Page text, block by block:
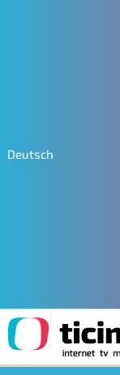
Deutsch